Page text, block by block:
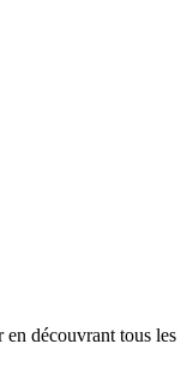
en découvrant tous les